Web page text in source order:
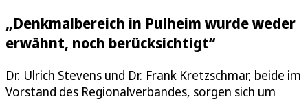
„Denkmalbereich in Pulheim wurde weder
erwähnt, noch berücksichtigt“
Dr. Ulrich Stevens und Dr. Frank Kretzschmar, beide im
Vorstand des Regionalverbandes, sorgen sich um